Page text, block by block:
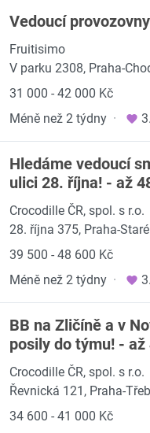
Vedoucí
Fruitisimo
V parku 2308, Praha-
31 000 - 42 000 Kč
Méně než 2 týdny ·
Hledáme vedoucí
ulici 28. října! - až
Crocodille ČR, spol. s r.o.
28. října 375, Praha-
39 500 - 48 600 Kč
Méně než 2 týdny ·
BB na Zličíně a v
posily do týmu! - až
Crocodille ČR, spol. s r.o.
Řevnická 121, Praha-
34 600 - 41 000 Kč